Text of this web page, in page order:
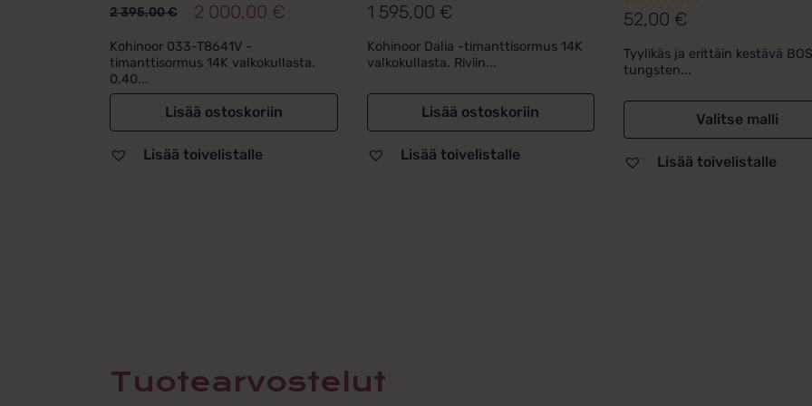
2 395,00€
Alkuperäinen
hinta
oli:
2
395,00 €.
2 000,00 €
Nykyinen
hinta
on:
2
000,00 €.
Kohinoor 033-T8641V -
timanttisormus 14K valkokullasta.
0,40...
Lisää ostoskoriin
Lisää toivelistalle
1 595,00 €
Kohinoor Dalia -timanttisormus 14K
valkokullasta. Riviin...
Lisää ostoskoriin
Lisää toivelistalle
Arvostelu
5.00/ 5
52,00 €
Tyylikäs ja erittäin kestävä
tungsten...
Valitse malli
Lisää toivelistalle
Tuotearvostelut